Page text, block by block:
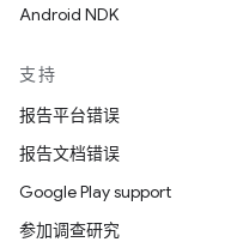
Android NDK
支持
报告平台错误
报告文档错误
Google Play support
参加调查研究